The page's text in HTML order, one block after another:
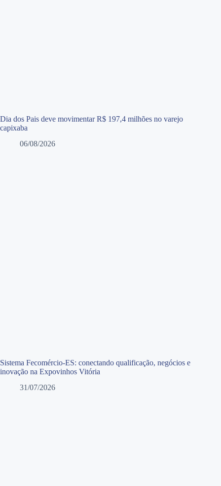
Dia dos Pais deve movimentar R$ 197,4 milhões no varejo
capixaba
06/08/2026
Sistema Fecomércio-ES: conectando qualificação, negócios e
inovação na Expovinhos Vitória
31/07/2026